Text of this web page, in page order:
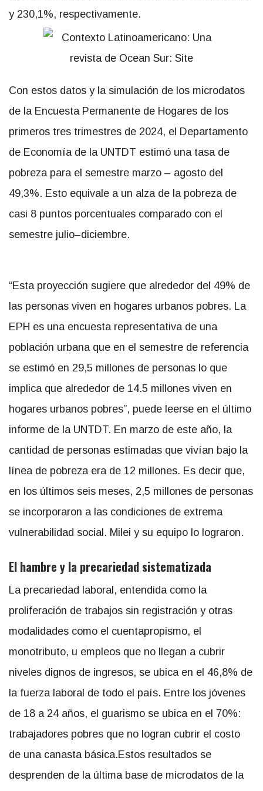
y 230,1%, respectivamente.
Con estos datos y la simulación de los microdatos
de la Encuesta Permanente de Hogares de los
primeros tres trimestres de 2024, el Departamento
de Economía de la UNTDT estimó una tasa de
pobreza para el semestre marzo – agosto del
49,3%. Esto equivale a un alza de la pobreza de
casi 8 puntos porcentuales comparado con el
semestre julio–diciembre.
“Esta proyección sugiere que alrededor del 49% de
las personas viven en hogares urbanos pobres. La
EPH es una encuesta representativa de una
población urbana que en el semestre de referencia
se estimó en 29,5 millones de personas lo que
implica que alrededor de 14.5 millones viven en
hogares urbanos pobres”, puede leerse en el último
informe de la UNTDT. En marzo de este año, la
cantidad de personas estimadas que vivían bajo la
línea de pobreza era de 12 millones. Es decir que,
en los últimos seis meses, 2,5 millones de personas
se incorporaron a las condiciones de extrema
vulnerabilidad social. Milei y su equipo lo lograron.
El hambre y la precariedad sistematizada
La precariedad laboral, entendida como la
proliferación de trabajos sin registración y otras
modalidades como el cuentapropismo, el
monotributo, u empleos que no llegan a cubrir
niveles dignos de ingresos, se ubica en el 46,8% de
la fuerza laboral de todo el país. Entre los jóvenes
de 18 a 24 años, el guarismo se ubica en el 70%:
trabajadores pobres que no logran cubrir el costo
de una canasta básica.Estos resultados se
desprenden de la última base de microdatos de la